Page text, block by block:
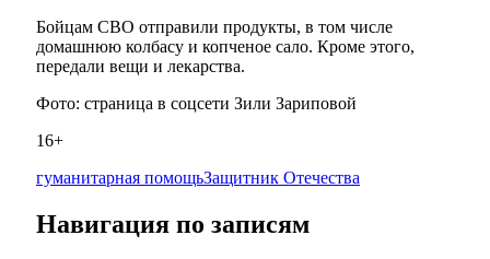
Бойцам СВО отправили продукты, в том числе
домашнюю колбасу и копченое сало. Кроме этого,
передали вещи и лекарства.
Фото: страница в соцсети Зили Зариповой
16+
гуманитарная помощьЗащитник Отечества
Навигация по записям